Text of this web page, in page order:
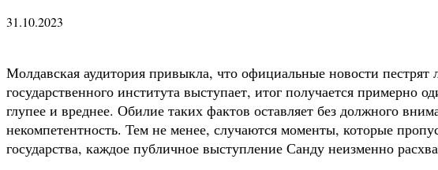
31.10.2023
Молдавская аудитория привыкла, что официальные новости
государственного института выступает, итог получается примерно
глупее и вреднее. Обилие таких фактов оставляет без должного
некомпетентность. Тем не менее, случаются моменты, которые
государства, каждое публичное выступление Санду неизменно